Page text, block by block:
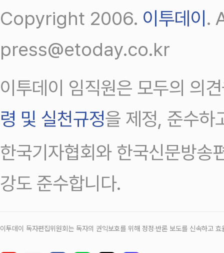
Copyright 2006. 이투데이 .
press@etoday.co.kr
이투데이 임직원은 모두의 의
령 및 실천규정을 제정, 준수하
한국기자협회와 한국신문방송
강도 준수합니다.
이투데이 독자편집위원회는 독자의 권익보호를 위해 정정‧반론 보도를 신속하고